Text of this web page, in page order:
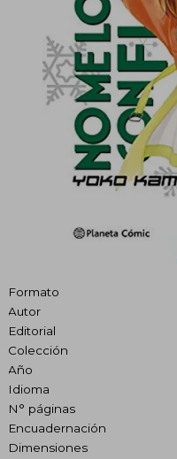
Formato
Autor
Editorial
Colección
Año
Idioma
N° páginas
Encuadernación
Dimensiones